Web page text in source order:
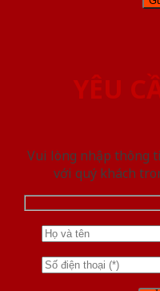
YÊU
Vui lòng nhập thông
với quý khách